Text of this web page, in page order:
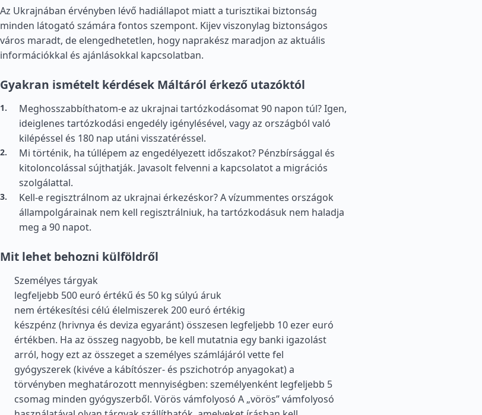
Az Ukrajnában érvényben lévő hadiállapot miatt a turisztikai biztonság
minden látogató számára fontos szempont. Kijev viszonylag biztonságos
város maradt, de elengedhetetlen, hogy naprakész maradjon az aktuális
információkkal és ajánlásokkal kapcsolatban.
Gyakran ismételt kérdések Máltáról érkező utazóktól
Meghosszabbíthatom-e az ukrajnai tartózkodásomat 90 napon túl? Igen,
ideiglenes tartózkodási engedély igénylésével, vagy az országból való
kilépéssel és 180 nap utáni visszatéréssel.
Mi történik, ha túllépem az engedélyezett időszakot? Pénzbírsággal és
kitoloncolással sújthatják. Javasolt felvenni a kapcsolatot a migrációs
szolgálattal.
Kell-e regisztrálnom az ukrajnai érkezéskor? A vízummentes országok
állampolgárainak nem kell regisztrálniuk, ha tartózkodásuk nem haladja
meg a 90 napot.
Mit lehet behozni külföldről
Személyes tárgyak
legfeljebb 500 euró értékű és 50 kg súlyú áruk
nem értékesítési célú élelmiszerek 200 euró értékig
készpénz (hrivnya és deviza egyaránt) összesen legfeljebb 10 ezer euró
értékben. Ha az összeg nagyobb, be kell mutatnia egy banki igazolást
arról, hogy ezt az összeget a személyes számlájáról vette fel
gyógyszerek (kivéve a kábítószer- és pszichotróp anyagokat) a
törvényben meghatározott mennyiségben: személyenként legfeljebb 5
csomag minden gyógyszerből. Vörös vámfolyosó A „vörös” vámfolyosó